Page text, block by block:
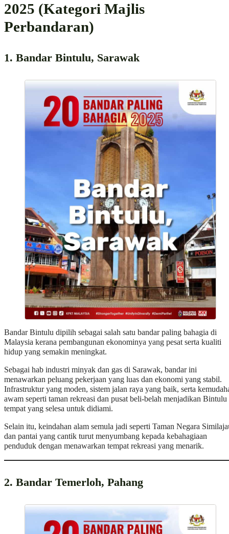
2025 (Kategori Majlis
Perbandaran)
1. Bandar Bintulu, Sarawak
Bandar Bintulu dipilih sebagai salah satu bandar paling bahagia di
Malaysia kerana pembangunan ekonominya yang pesat serta kualiti
hidup yang semakin meningkat.
Sebagai hab industri minyak dan gas di Sarawak, bandar ini
menawarkan peluang pekerjaan yang luas dan ekonomi yang stabil.
Infrastruktur yang moden, sistem jalan raya yang baik, serta
awam seperti taman rekreasi dan pusat beli-belah menjadikan Bintulu
tempat yang selesa untuk didiami.
Selain itu, keindahan alam semula jadi seperti Taman Negara
dan pantai yang cantik turut menyumbang kepada kebahagiaan
penduduk dengan menawarkan tempat rekreasi yang menarik.
2. Bandar Temerloh, Pahang